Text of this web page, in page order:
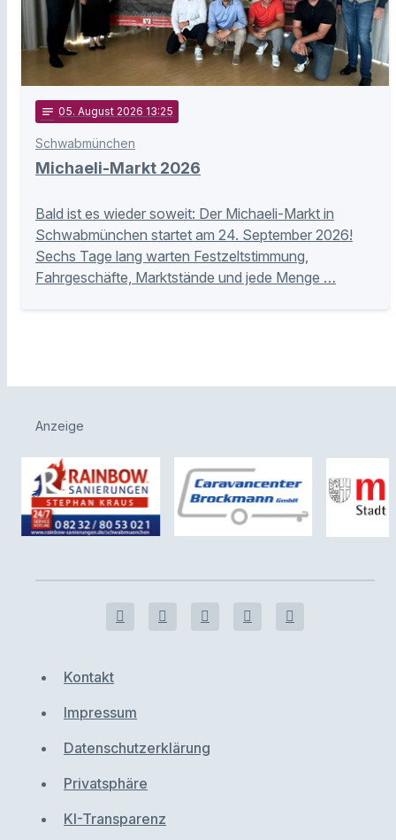
notes 05. August 2026 13:25
Schwabmünchen
Michaeli-Markt 2026
Bald ist es wieder soweit: Der Michaeli-Markt in
Schwabmünchen startet am 24. September 2026!
Sechs Tage lang warten Festzeltstimmung,
Fahrgeschäfte, Marktstände und jede Menge …
Anzeige
Kontakt
Impressum
Datenschutzerklärung
Privatsphäre
KI-Transparenz